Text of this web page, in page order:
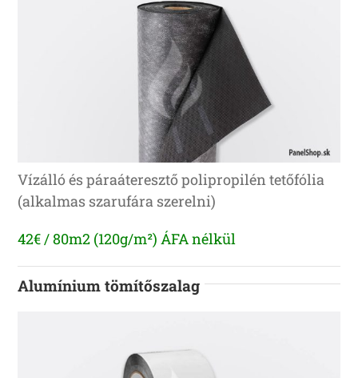
Vízálló és páraáteresztő polipropilén tetőfólia
(alkalmas szarufára szerelni)
42€ / 80m2 (120g/m²) ÁFA nélkül
Alumínium tömítőszalag